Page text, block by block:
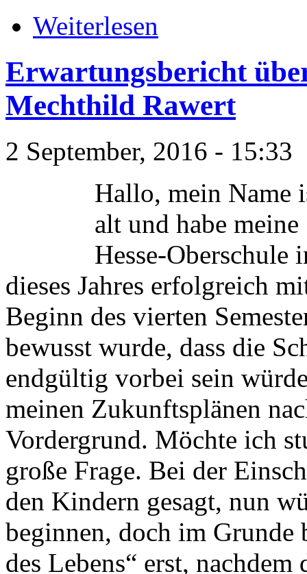
Weiterlesen
Erwartungsbericht
Mechthild Rawert
2 September, 2016 - 15:33
Hallo, mein Name
alt und habe
Hesse-
dieses Jahres erfolgreich
Beginn des vierten
bewusst wurde, dass die
endgültig vorbei sein
meinen Zukunftsplänen
Vordergrund. Möchte ich
große Frage. Bei der
den Kindern gesagt, nun
beginnen, doch im Grunde
des Lebens“ erst,